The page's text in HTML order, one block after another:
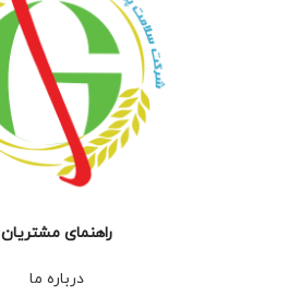
راهنمای مشتریان
درباره ما